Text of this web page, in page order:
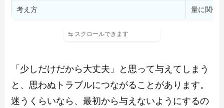
考え方 量に関係
「少しだけだから大丈夫」と思って与えてしまう
と、思わぬトラブルにつながることがあります。
迷うくらいなら、最初から与えないようにするの